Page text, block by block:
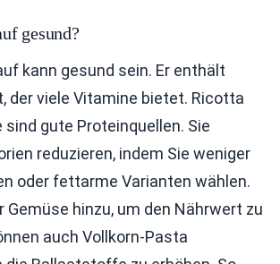
gesund?
kann gesund sein. Er enthält
der viele Vitamine bietet. Ricotta
sind gute Proteinquellen. Sie
reduzieren, indem Sie weniger
oder fettarme Varianten wählen.
Gemüse hinzu, um den Nährwert zu
auch Vollkorn-Pasta